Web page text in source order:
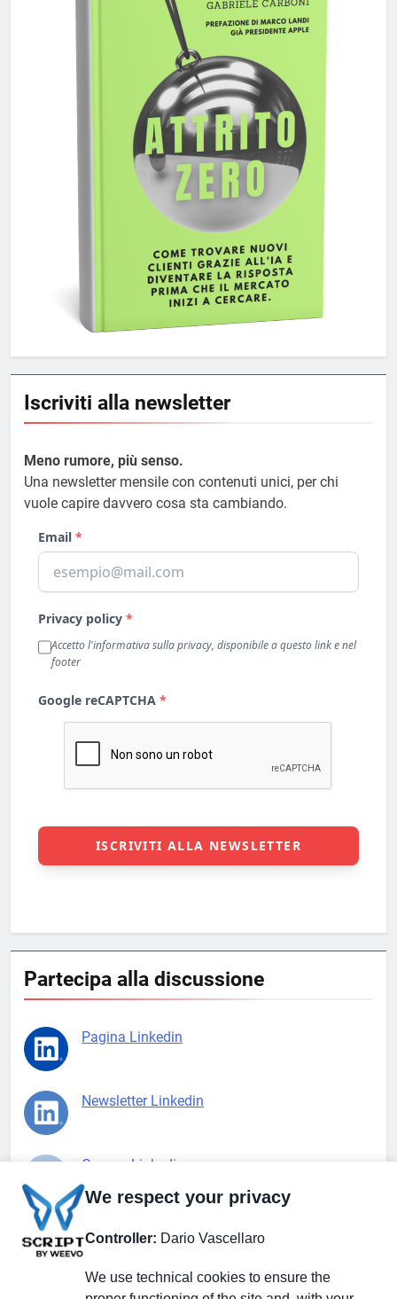
Iscriviti alla newsletter
Meno rumore, più senso.
Una newsletter mensile con contenuti unici, per chi
vuole capire davvero cosa sta cambiando.
Partecipa alla discussione
Pagina Linkedin
Newsletter Linkedin
Gruppo Linkedin
Pagina Facebook
X.com
We respect your privacy
Controller: Dario Vascellaro
We use technical cookies to ensure the